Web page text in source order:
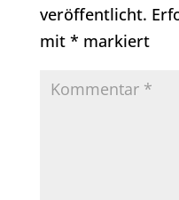
veröffentlicht.
mit * markiert